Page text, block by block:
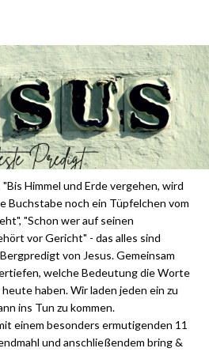
"Bis Himmel und Erde vergehen, wird
Buchstabe noch ein Tüpfelchen vom
"Schon wer auf seinen
vor Gericht" - das alles sind
von Jesus. Gemeinsam
welche Bedeutung die Worte
haben. Wir laden jeden ein zu
ins Tun zu kommen.
einem besonders ermutigenden 11
und anschließendem bring &